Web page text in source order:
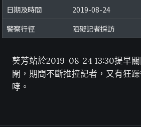
日期及時間
2019-08-24
警察行徑
阻礙記者採訪
葵芳站於2019-08-24 13:30提早
閘，期間不斷推撞記者，又有狂
哮。